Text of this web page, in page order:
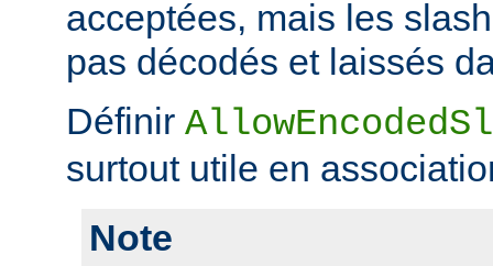
acceptées, mais les
pas décodés et laissés
Définir
surtout utile en
Note